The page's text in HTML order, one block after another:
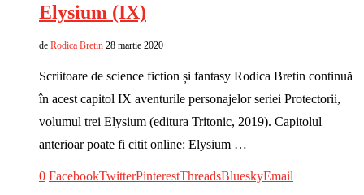
Elysium (IX)
de Rodica Bretin 28 martie 2020
Scriitoare de science fiction și fantasy Rodica Bretin continuă
în acest capitol IX aventurile personajelor seriei Protectorii,
volumul trei Elysium (editura Tritonic, 2019). Capitolul
anterioar poate fi citit online: Elysium …
0 FacebookTwitterPinterestThreadsBlueskyEmail